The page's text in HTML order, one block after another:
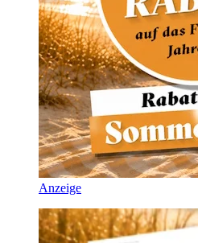
Anzeige